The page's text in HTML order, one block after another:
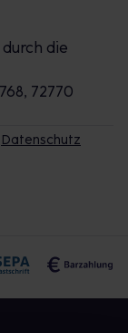
die
72770
Datenschutz